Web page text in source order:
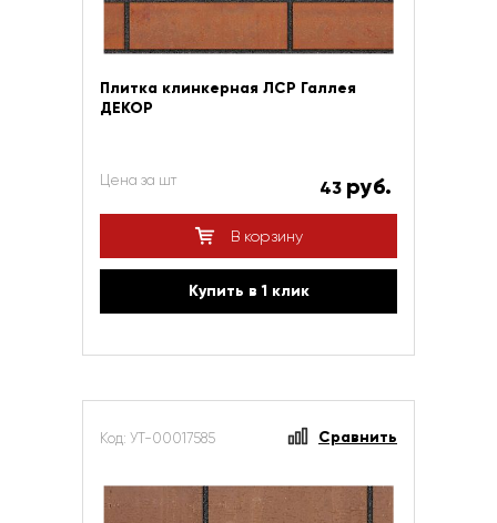
Плитка клинкерная ЛСР Галлея
ДЕКОР
Цена за шт 43 руб.
В корзину
Купить в 1 клик
Код: УТ-00017585 Сравнить